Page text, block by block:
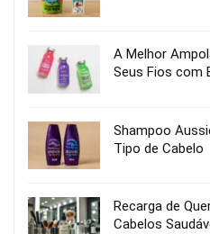
A Melhor
Seus Fios com
Shampoo
Tipo de Cabelo
Recarga de
Cabelos